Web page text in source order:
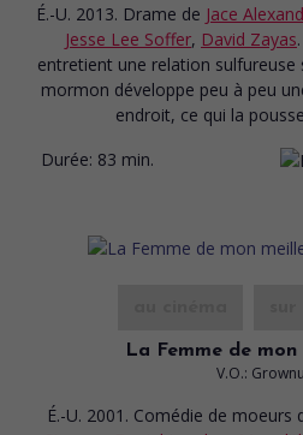
É.-U. 2013. Drame de Jace
Jesse Lee Soffer, David Zayas
entretient une relation sulfureuse
mormon développe peu à peu
endroit, ce qui la
Durée: 83 min.
La Femme de
V.O.:
É.-U. 2001. Comédie de moeurs